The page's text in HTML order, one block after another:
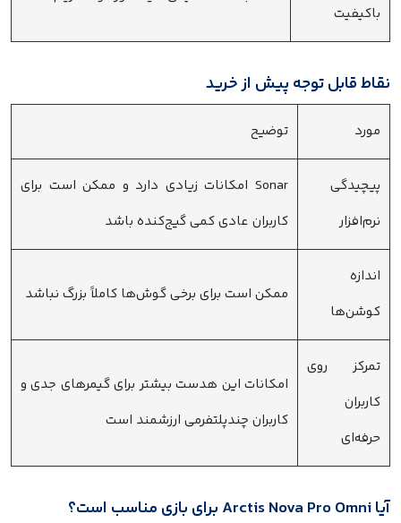
باکیفیت
نقاط قابل توجه پیش از خرید
مورد توضیح
پیچیدگی
نرم‌افزار
Sonar امکانات زیادی دارد و ممکن است برای
کاربران عادی کمی گیج‌کنده باشد
اندازه
کوشن‌ها
ممکن است برای برخی گوش‌ها کاملاً بزرگ نباشد
تمرکز روی
کاربران
حرفه‌ای
امکانات این هدست بیشتر برای گیمرهای جدی و
کاربران چندپلتفرمی ارزشمند است
آیا Arctis Nova Pro Omni برای بازی مناسب است؟